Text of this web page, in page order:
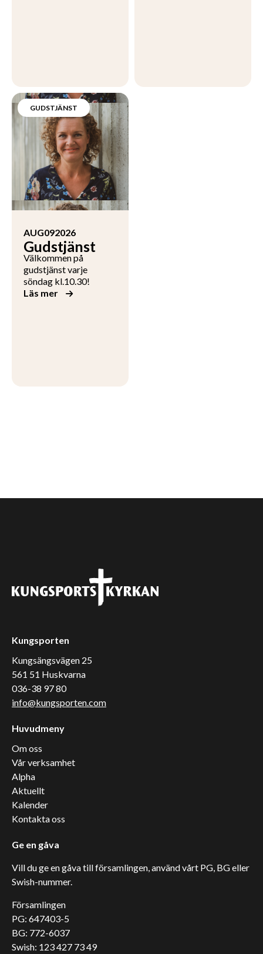
GUDSTJÄNST
AUG092026
Gudstjänst
Välkommen på
gudstjänst varje
söndag kl.10.30!
Läs mer
Kungsporten
Kungsängsvägen 25
561 51 Huskvarna
036-38 97 80
info@kungsporten.com
Huvudmeny
Om oss
Vår verksamhet
Alpha
Aktuellt
Kalender
Kontakta oss
Ge en gåva
Vill du ge en gåva till församlingen, använd vårt PG, BG eller
Swish-nummer.
Församlingen
PG: 647403-5
BG: 772-6037
Swish: 123 427 73 49